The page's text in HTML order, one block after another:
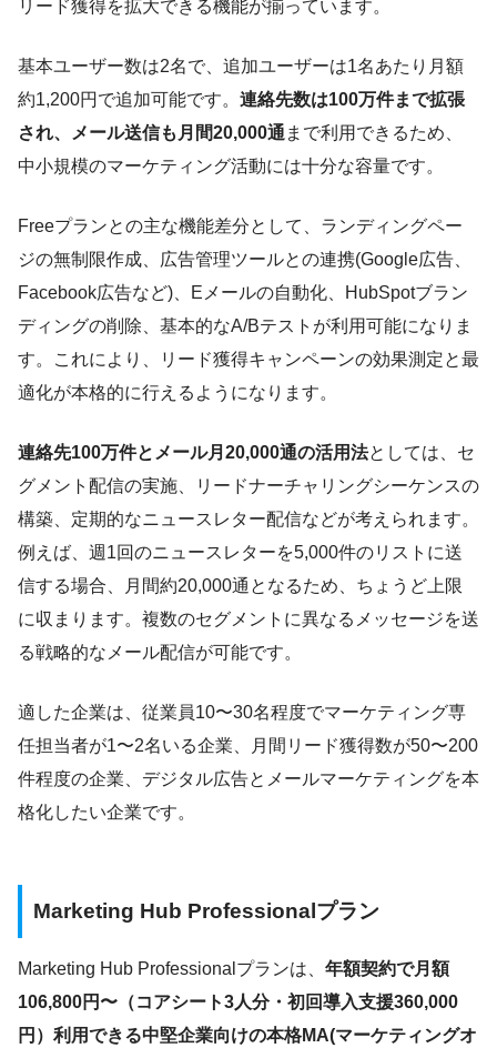
リード獲得を拡大できる機能が揃っています。
基本ユーザー数は2名で、追加ユーザーは1名あたり月額
約1,200円で追加可能です。 連絡先数は100万件まで拡張
され、メール送信も月間20,000通 まで利用できるため、
中小規模のマーケティング活動には十分な容量です。
Freeプランとの主な機能差分として、ランディングペー
ジの無制限作成、広告管理ツールとの連携(Google広告、
Facebook広告など)、Eメールの自動化、HubSpotブラン
ディングの削除、基本的なA/Bテストが利用可能になりま
す。これにより、リード獲得キャンペーンの効果測定と最
適化が本格的に行えるようになります。
連絡先100万件とメール月20,000通の活用法としては、セ
グメント配信の実施、リードナーチャリングシーケンスの
構築、定期的なニュースレター配信などが考えられます。
例えば、週1回のニュースレターを5,000件のリストに送
信する場合、月間約20,000通となるため、ちょうど上限
に収まります。複数のセグメントに異なるメッセージを送
る戦略的なメール配信が可能です。
適した企業は、従業員10〜30名程度でマーケティング専
任担当者が1〜2名いる企業、月間リード獲得数が50〜200
件程度の企業、デジタル広告とメールマーケティングを本
格化したい企業です。
Marketing Hub Professionalプラン
Marketing Hub Professionalプランは、 年額契約で月額
106,800円〜（コアシート3人分・初回導入支援360,000
円）利用できる中堅企業向けの本格MA(マーケティングオ